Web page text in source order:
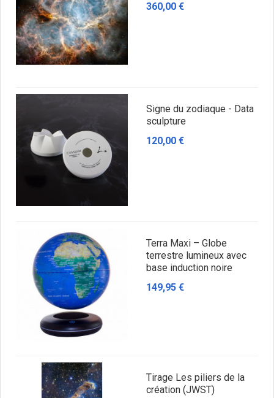
360,00 €
Signe du zodiaque - Data
sculpture
120,00 €
Terra Maxi – Globe
terrestre lumineux avec
base induction noire
149,95 €
Tirage Les piliers de la
création (JWST)